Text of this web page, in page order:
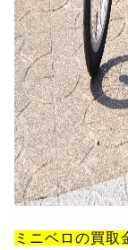
ミニベロの買取